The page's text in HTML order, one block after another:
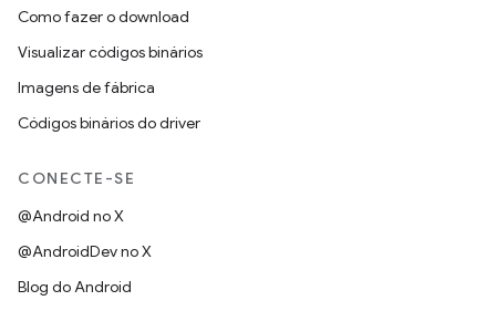
Como fazer o download
Visualizar códigos binários
Imagens de fábrica
Códigos binários do driver
CONECTE-SE
@Android no X
@AndroidDev no X
Blog do Android